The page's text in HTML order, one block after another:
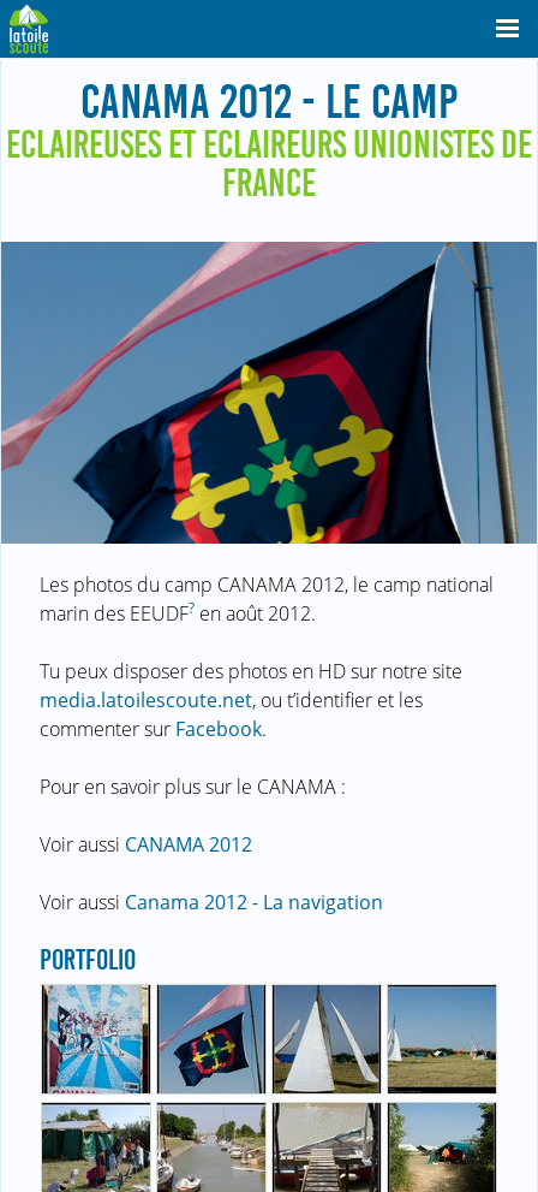
CANAMA 2012 - LE CAMP
ECLAIREUSES ET ECLAIREURS UNIONISTES DE
FRANCE
Les photos du camp CANAMA 2012, le camp national
marin des EEUDF? en août 2012.
Tu peux disposer des photos en HD sur notre site
media.latoilescoute.net, ou t’identifier et les
commenter sur Facebook.
Pour en savoir plus sur le CANAMA :
Voir aussi CANAMA 2012
Voir aussi Canama 2012 - La navigation
PORTFOLIO